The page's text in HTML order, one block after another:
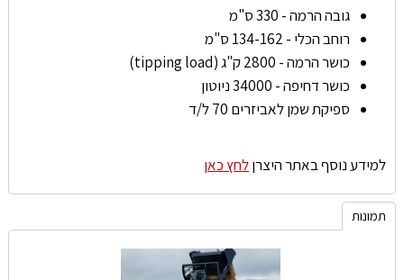
גובה הרמה - 330 ס"מ
רוחב הכלי - 134-162 ס"מ
כושר הרמה - 2800 ק"ג (tipping load)
כושר דחיפה - 34000 ניוטון
ספיקת שמן לאביזרים 70 ל/ד
למידע נוסף באתר היצרןלחץ כאן
תמונות